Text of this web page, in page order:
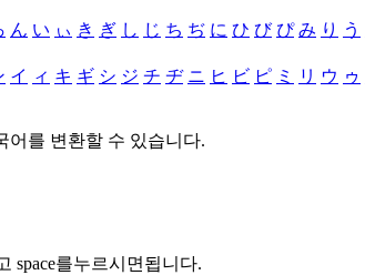
ん い ぃ き ぎ し じ ち ぢ に ひ び ぴ み り う
イ ィ キ ギ シ ジ チ ヂ ニ ヒ ビ ピ ミ リ ウ ゥ
어를 변환할 수 있습니다.
space를누르시면됩니다.